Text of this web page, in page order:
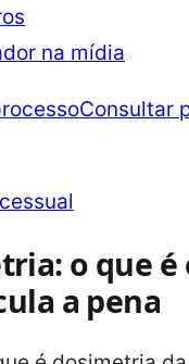
na mídia
Consultar
o que é
a pena